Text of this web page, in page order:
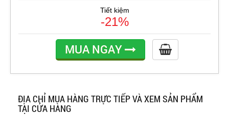
Tiết kiệm
-21%
MUA NGAY
ĐỊA CHỈ MUA HÀNG TRỰC TIẾP VÀ XEM SẢN PHẨM
TẠI CỬA HÀNG